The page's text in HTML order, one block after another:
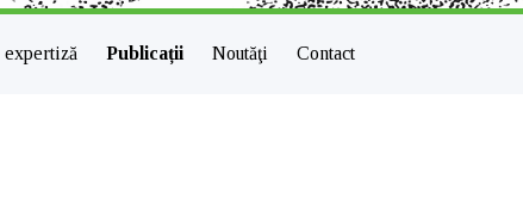
Publicații Noutăţi Contact